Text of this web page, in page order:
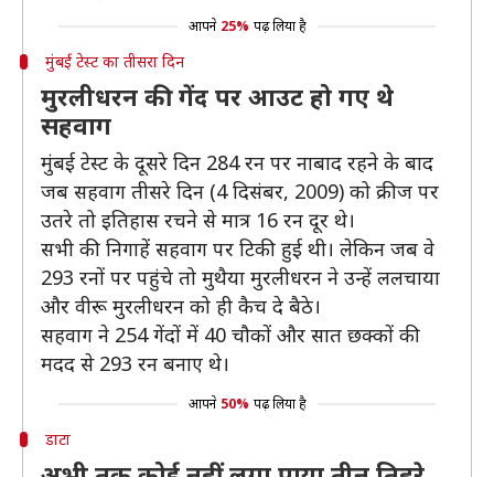
आपने 25% पढ़ लिया है
मुंबई टेस्ट का तीसरा दिन
मुरलीधरन की गेंद पर आउट हो गए थे
सहवाग
मुंबई टेस्ट के दूसरे दिन 284 रन पर नाबाद रहने के बाद
जब सहवाग तीसरे दिन (4 दिसंबर, 2009) को क्रीज पर
उतरे तो इतिहास रचने से मात्र 16 रन दूर थे।
सभी की निगाहें सहवाग पर टिकी हुई थी। लेकिन जब वे
293 रनों पर पहुंचे तो मुथैया मुरलीधरन ने उन्हें ललचाया
और वीरू मुरलीधरन को ही कैच दे बैठे।
सहवाग ने 254 गेंदों में 40 चौकों और सात छक्कों की
मदद से 293 रन बनाए थे।
आपने 50% पढ़ लिया है
डाटा